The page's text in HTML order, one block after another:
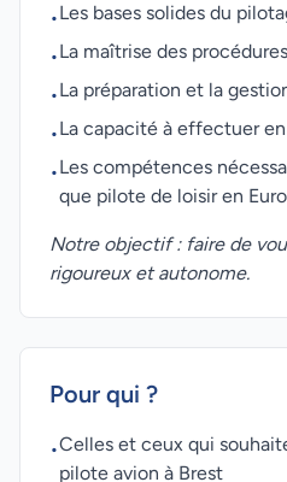
•Les bases solides du
•La maîtrise des
•La préparation et la
•La capacité à effectuer
•Les compétences
que pilote de loisir en
Notre objectif : faire de
rigoureux et autonome.
Pour qui ?
•Celles et ceux qui
pilote avion à Brest